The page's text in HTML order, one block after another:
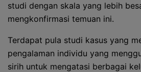
studi dengan skala yang lebih
mengkonfirmasi temuan ini.
Terdapat pula studi kasus yang
pengalaman individu yang
sirih untuk mengatasi berbagai